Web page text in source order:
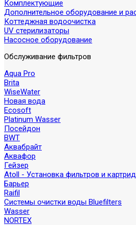
Комплектующие
Дополнительное оборудование и
Коттеджная водоочистка
UV стерилизаторы
Насосное оборудование
Обслуживание фильтров
Aqua Pro
Brita
WiseWater
Новая вода
Ecosoft
Platinum Wasser
Посейдон
BWT
Аквабрайт
Аквафор
Гейзер
Atoll - Установка фильтров и
Барьер
Raifil
Системы очистки воды Bluefilters
Wasser
NORTEX